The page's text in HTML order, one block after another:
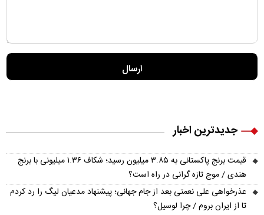
جدیدترین اخبار
قیمت برنج پاکستانی به ۳.۸۵ میلیون رسید؛ شکاف ۱.۳۶ میلیونی با برنج
هندی / موج تازه گرانی در راه است؟
عذرخواهی علی نعمتی بعد از جام جهانی؛ پیشنهاد مدعیان لیگ را رد کردم
تا از ایران بروم / چرا لوسیل؟